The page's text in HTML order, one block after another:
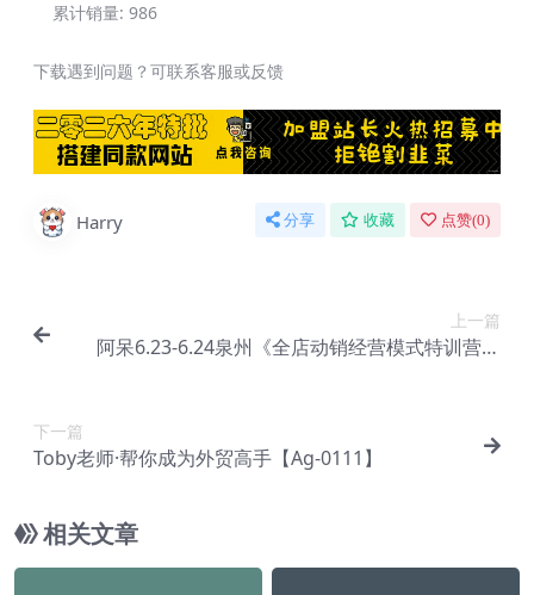
累计销量: 986
下载遇到问题？可联系客服或反馈
Harry 分享 收藏 点赞(0)
上一篇
阿呆6.23-6.24泉州《全店动销经营模式特训营》
下一篇
Toby老师·帮你成为外贸高手【Ag-0111】
相关文章